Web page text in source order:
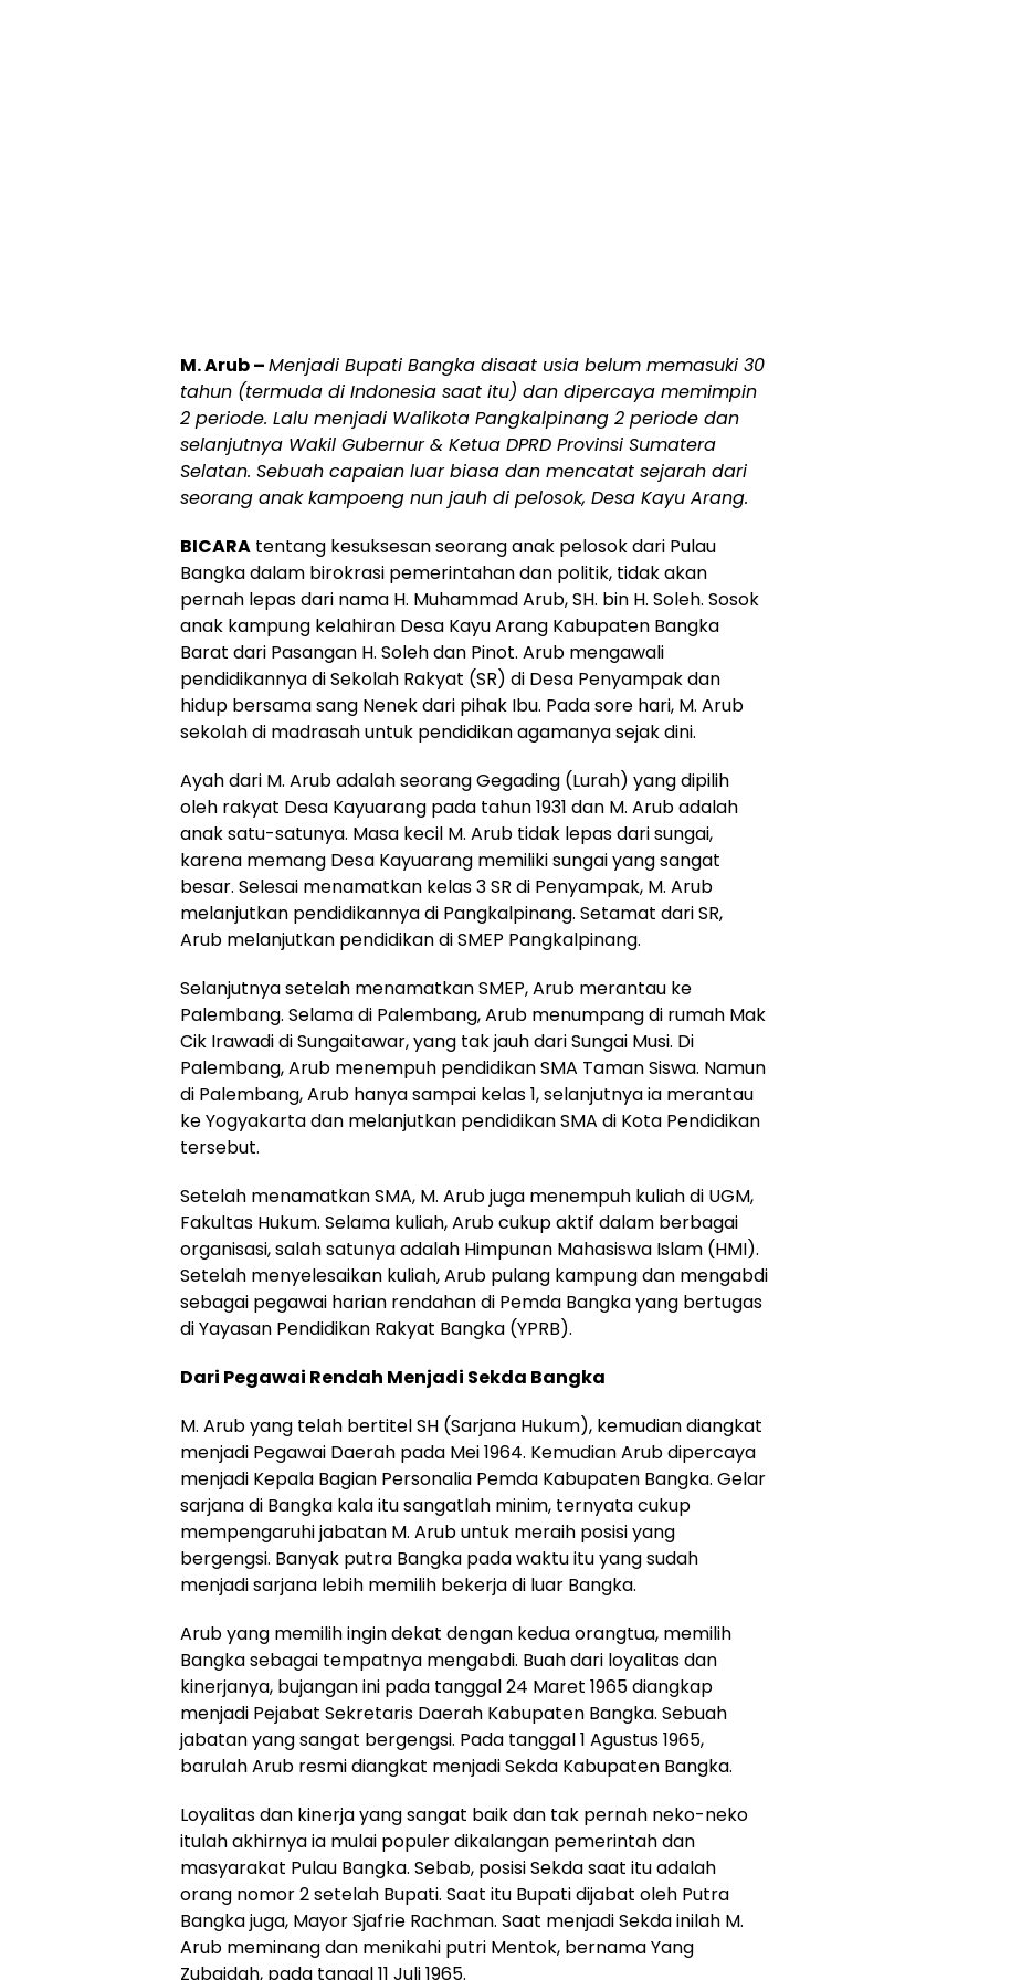
M. Arub –Menjadi Bupati Bangka disaat usia belum memasuki 30
tahun (termuda di Indonesia saat itu) dan dipercaya memimpin
2 periode. Lalu menjadi Walikota Pangkalpinang 2 periode dan
selanjutnya Wakil Gubernur & Ketua DPRD Provinsi Sumatera
Selatan. Sebuah capaian luar biasa dan mencatat sejarah dari
seorang anak kampoeng nun jauh di pelosok, Desa Kayu Arang.
BICARA tentang kesuksesan seorang anak pelosok dari Pulau
Bangka dalam birokrasi pemerintahan dan politik, tidak akan
pernah lepas dari nama H. Muhammad Arub, SH. bin H. Soleh. Sosok
anak kampung kelahiran Desa Kayu Arang Kabupaten Bangka
Barat dari Pasangan H. Soleh dan Pinot. Arub mengawali
pendidikannya di Sekolah Rakyat (SR) di Desa Penyampak dan
hidup bersama sang Nenek dari pihak Ibu. Pada sore hari, M. Arub
sekolah di madrasah untuk pendidikan agamanya sejak dini.
Ayah dari M. Arub adalah seorang Gegading (Lurah) yang dipilih
oleh rakyat Desa Kayuarang pada tahun 1931 dan M. Arub adalah
anak satu-satunya. Masa kecil M. Arub tidak lepas dari sungai,
karena memang Desa Kayuarang memiliki sungai yang sangat
besar. Selesai menamatkan kelas 3 SR di Penyampak, M. Arub
melanjutkan pendidikannya di Pangkalpinang. Setamat dari SR,
Arub melanjutkan pendidikan di SMEP Pangkalpinang.
Selanjutnya setelah menamatkan SMEP, Arub merantau ke
Palembang. Selama di Palembang, Arub menumpang di rumah Mak
Cik Irawadi di Sungaitawar, yang tak jauh dari Sungai Musi. Di
Palembang, Arub menempuh pendidikan SMA Taman Siswa. Namun
di Palembang, Arub hanya sampai kelas 1, selanjutnya ia merantau
ke Yogyakarta dan melanjutkan pendidikan SMA di Kota Pendidikan
tersebut.
Setelah menamatkan SMA, M. Arub juga menempuh kuliah di UGM,
Fakultas Hukum. Selama kuliah, Arub cukup aktif dalam berbagai
organisasi, salah satunya adalah Himpunan Mahasiswa Islam (HMI).
Setelah menyelesaikan kuliah, Arub pulang kampung dan mengabdi
sebagai pegawai harian rendahan di Pemda Bangka yang bertugas
di Yayasan Pendidikan Rakyat Bangka (YPRB).
Dari Pegawai Rendah Menjadi Sekda Bangka
M. Arub yang telah bertitel SH (Sarjana Hukum), kemudian diangkat
menjadi Pegawai Daerah pada Mei 1964. Kemudian Arub dipercaya
menjadi Kepala Bagian Personalia Pemda Kabupaten Bangka. Gelar
sarjana di Bangka kala itu sangatlah minim, ternyata cukup
mempengaruhi jabatan M. Arub untuk meraih posisi yang
bergengsi. Banyak putra Bangka pada waktu itu yang sudah
menjadi sarjana lebih memilih bekerja di luar Bangka.
Arub yang memilih ingin dekat dengan kedua orangtua, memilih
Bangka sebagai tempatnya mengabdi. Buah dari loyalitas dan
kinerjanya, bujangan ini pada tanggal 24 Maret 1965 diangkap
menjadi Pejabat Sekretaris Daerah Kabupaten Bangka. Sebuah
jabatan yang sangat bergengsi. Pada tanggal 1 Agustus 1965,
barulah Arub resmi diangkat menjadi Sekda Kabupaten Bangka.
Loyalitas dan kinerja yang sangat baik dan tak pernah neko-neko
itulah akhirnya ia mulai populer dikalangan pemerintah dan
masyarakat Pulau Bangka. Sebab, posisi Sekda saat itu adalah
orang nomor 2 setelah Bupati. Saat itu Bupati dijabat oleh Putra
Bangka juga, Mayor Sjafrie Rachman. Saat menjadi Sekda inilah M.
Arub meminang dan menikahi putri Mentok, bernama Yang
Zubaidah, pada tangal 11 Juli 1965.